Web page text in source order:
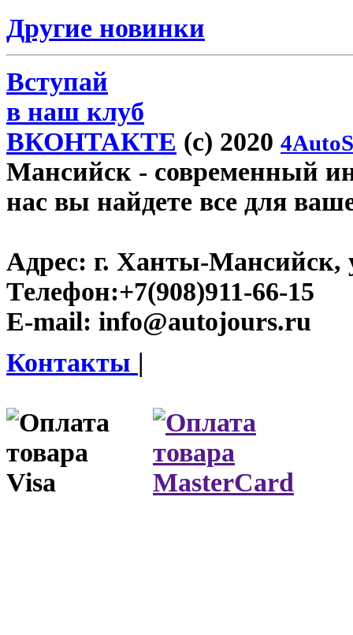
Другие новинки
Вступай
в наш клуб
ВКОНТАКТЕ (c) 2020
Мансийск - современный
нас вы найдете все для
Адрес: г. Ханты-Мансийск,
Телефон:+7(908)911-66-15
E-mail: info@autojours.ru
Контакты |